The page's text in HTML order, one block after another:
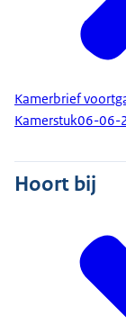
Kamerbrief
Kamerstuk06-06-
Hoort bij